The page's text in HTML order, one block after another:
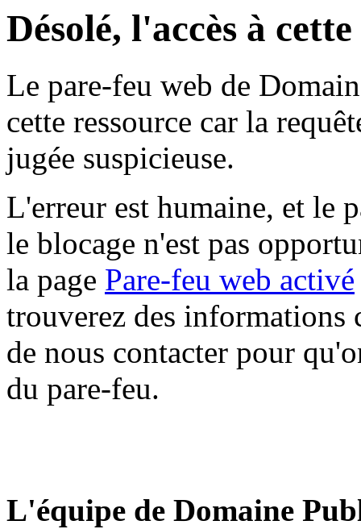
Désolé, l'accès à
Le pare-feu web de
cette ressource car la
jugée suspicieuse.
L'erreur est humaine, et le
le blocage n'est pas
la page Pare-feu web activé
trouverez des informations
de nous contacter pour
du pare-feu.
L'équipe de Domaine